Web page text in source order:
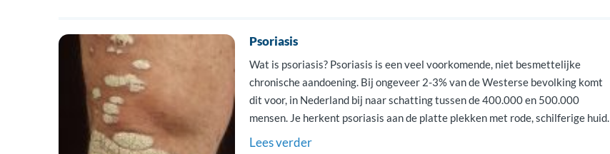
Psoriasis
Wat is psoriasis? Psoriasis is een veel voorkomende, niet besmettelijke
chronische aandoening. Bij ongeveer 2-3% van de Westerse bevolking komt
dit voor, in Nederland bij naar schatting tussen de 400.000 en 500.000
mensen. Je herkent psoriasis aan de platte plekken met rode, schilferige huid.
Dit wordt ook wel chronische plaque psoriasis genoemd en is de […]
Lees verder